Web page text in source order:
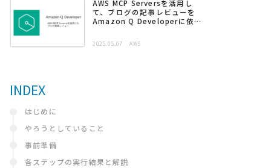
AWS MCP Serversを活用し
て、ブログの記事レビューを
Amazon Q Developerに依頼
2025.05.07 AWS
INDEX
はじめに
やろうとしていること
事前準備
各ステップの実行結果と解説